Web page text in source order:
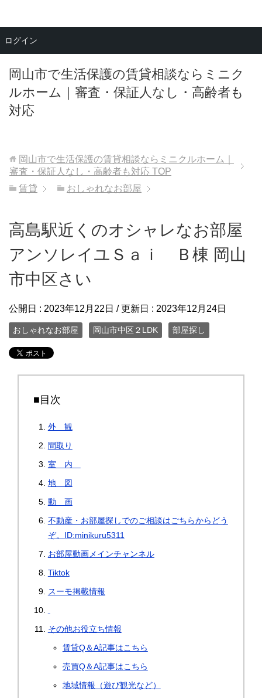
岡山市で生活保護の賃貸相談ならミニク
ルホーム｜審査・保証人なし・高齢者も
対応
メニュー
岡山市で生活保護の賃貸相談ならミニクルホーム｜
審査・保証人なし・高齢者も対応 TOP
賃貸
おしゃれなお部屋
高島駅近くのオシャレなお部屋
アンソレイユＳａｉ Ｂ棟 岡山
市中区さい
公開日 : 2023年12月22日 / 更新日 : 2023年12月24日
おしゃれなお部屋 岡山市中区２LDK 部屋探し
■目次
外 観
間取り
室 内
地 図
動 画
不動産・お部屋探しでのご相談はごちらからどう
ぞ。ID:minikuru5311
お部屋動画メインチャンネル
Tiktok
スーモ掲載情報
その他お役立ち情報
賃貸Q＆A記事はこちら
売買Q＆A記事はこちら
地域情報（遊び観光など）
ログイン